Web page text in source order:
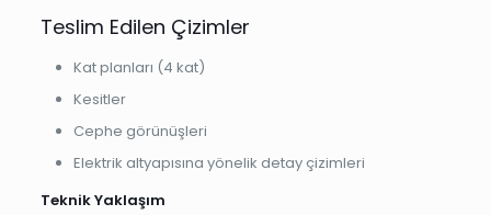
Teslim Edilen Çizimler
Kat planları (4 kat)
Kesitler
Cephe görünüşleri
Elektrik altyapısına yönelik detay çizimleri
Teknik Yaklaşım